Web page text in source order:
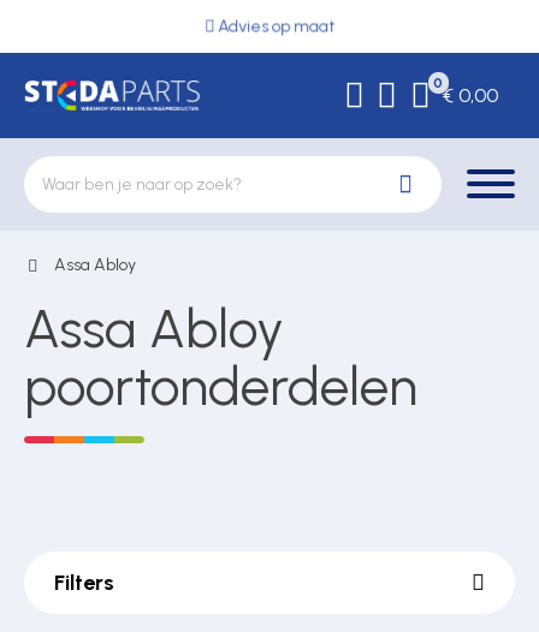
Advies op maat
0
€ 0,00
Deurbeslag
Elektrische vergrendeling
Hekwerkonderdelen
Assa Abloy
Assa Abloy
poortonderdelen
Filters